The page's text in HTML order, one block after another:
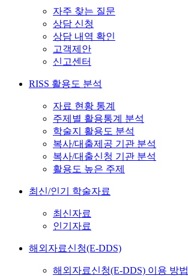
자주 찾는 질문
상담 신청
상담 내역 확인
고객제안
신고센터
RISS 활용도 분석
자료 현황 통계
주제별 활용통계 분석
학술지 활용도 분석
복사/대출제공 기관 분석
복사/대출신청 기관 분석
활용도 높은 주제
최신/인기 학술자료
최신자료
인기자료
해외자료신청(E-DDS)
해외자료신청(E-DDS) 이용 방법